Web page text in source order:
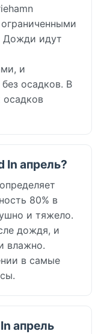
Дожди идут
и
осадков. В
In апрель?
80% в
и тяжело.
дождя, и
влажно.
в самые
апрель